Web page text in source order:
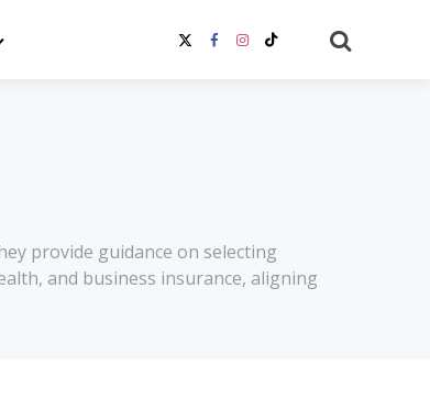
provide guidance on selecting
and business insurance, aligning